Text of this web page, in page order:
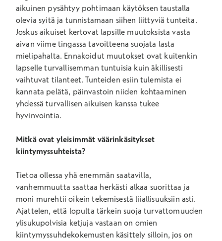
aikuinen pysähtyy pohtimaan käytöksen taustalla
olevia syitä ja tunnistamaan siihen liittyviä tunteita.
Joskus aikuiset kertovat lapsille muutoksista vasta
aivan viime tingassa tavoitteena suojata lasta
mielipahalta. Ennakoidut muutokset ovat kuitenkin
lapselle turvallisemman tuntuisia kuin äkillisesti
vaihtuvat tilanteet. Tunteiden esiin tulemista ei
kannata pelätä, päinvastoin niiden kohtaaminen
yhdessä turvallisen aikuisen kanssa tukee
hyvinvointia.
Mitkä ovat yleisimmät väärinkäsitykset
kiintymyssuhteista?
Tietoa ollessa yhä enemmän saatavilla,
vanhemmuutta saattaa herkästi alkaa suorittaa ja
moni murehtii oikein tekemisestä liiallisuuksiin asti.
Ajattelen, että lopulta tärkein suoja turvattomuuden
ylisukupolvisia ketjuja vastaan on omien
kiintymyssuhdekokemusten käsittely silloin, jos on